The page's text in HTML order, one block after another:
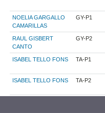
NOELIA GARGALLO
CAMARILLAS
GY-P1
RAUL GISBERT
CANTO
GY-P2
ISABEL TELLO FONS TA-P1
ISABEL TELLO FONS TA-P2